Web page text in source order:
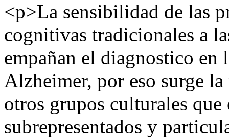
<p>La sensibilidad de las
cognitivas tradicionales a
empañan el diagnostico en
Alzheimer, por eso surge
otros grupos culturales que
subrepresentados y